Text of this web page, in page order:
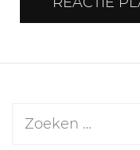
Zoeken